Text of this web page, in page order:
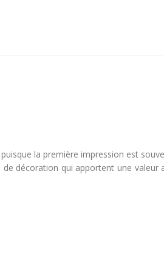
la première impression est
décoration qui apportent une valeur